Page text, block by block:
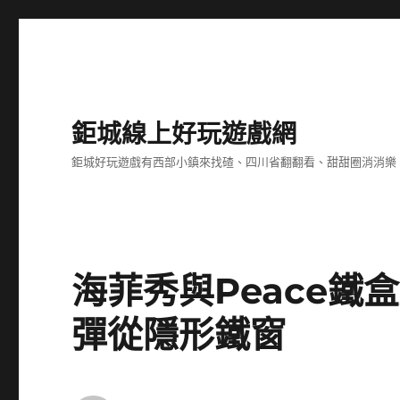
鉅城線上好玩遊戲網
鉅城好玩遊戲有西部小鎮來找碴、四川省翻翻看、甜甜圈消消
海菲秀與Peace鐵
彈從隱形鐵窗